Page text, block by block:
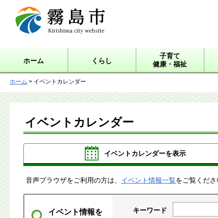
霧島市 Kirishima city
website
ホーム くらし
子育て
健康・福祉
ホーム > イベントカレンダー
イベントカレンダー
イベントカレンダーを表示
音声ブラウザをご利用の方は、 イベント情報一覧をご覧くだ
イベント情報を
キーワード